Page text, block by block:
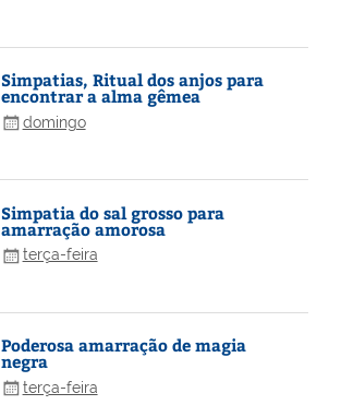
Simpatias, Ritual dos anjos para
encontrar a alma gêmea
domingo
Simpatia do sal grosso para
amarração amorosa
terça-feira
Poderosa amarração de magia
negra
terça-feira